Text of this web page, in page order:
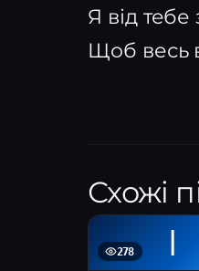
Я від
Щоб весь
Схожі
І
278